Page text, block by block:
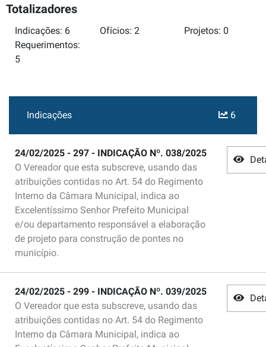
Totalizadores
Indicações: 6 Ofícios: 2
Projetos: 0
Requerimentos:
5
Indicações 6
24/02/2025 - 297 - INDICAÇÃO Nº. 038/2025
O Vereador que esta subscreve, usando das
atribuições contidas no Art. 54 do Regimento
Interno da Câmara Municipal, indica ao
Excelentíssimo Senhor Prefeito Municipal
e/ou departamento responsável a elaboração
de projeto para construção de pontes no
município.
24/02/2025 - 299 - INDICAÇÃO Nº. 039/2025
O Vereador que esta subscreve, usando das
atribuições contidas no Art. 54 do Regimento
Interno da Câmara Municipal, indica ao